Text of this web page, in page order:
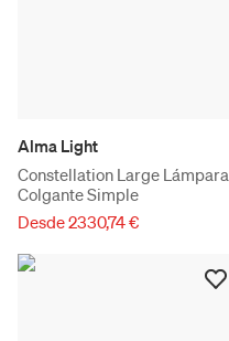
Alma Light
Constellation Large Lámpara
Colgante Simple
Desde 2330,74 €